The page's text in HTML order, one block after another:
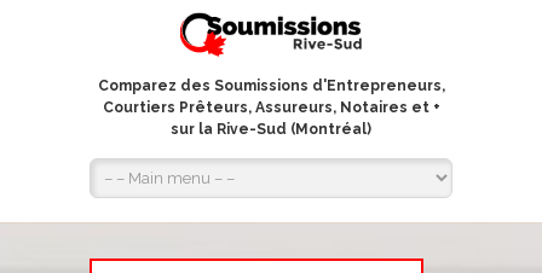
Comparez des Soumissions d'Entrepreneurs,
Courtiers Prêteurs, Assureurs, Notaires et +
sur la Rive-Sud (Montréal)